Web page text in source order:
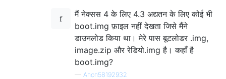
मैं नेक्सस 4 के लिए 4.3 अद्यतन के लिए कोई भी
boot.img फ़ाइल नहीं देखता जिसे मैंने
डाउनलोड किया था। मेरे पास बूटलोडर .img,
image.zip और रेडियो.img है। कहाँ है
boot.img?
— Anon58192932